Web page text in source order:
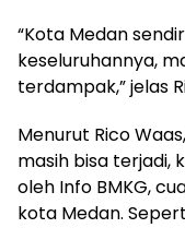
“Kota Medan
keseluruhannya,
terdampak,” jelas
Menurut Rico
masih bisa terjadi,
oleh Info BMKG,
kota Medan.